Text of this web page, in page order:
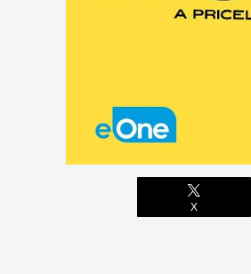
X